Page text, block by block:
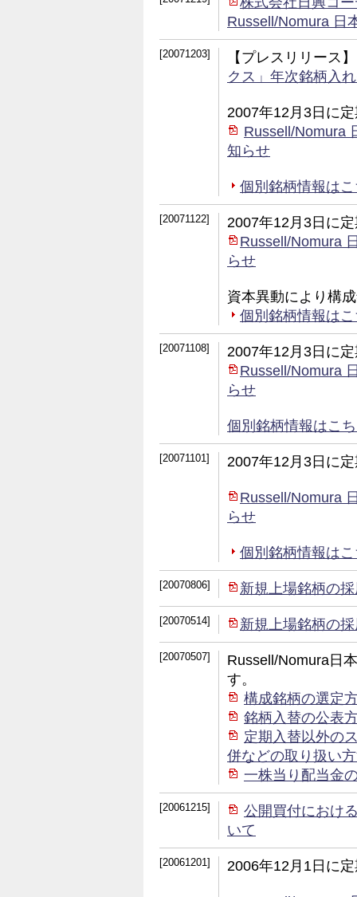
Russell/Nomura 日
[20071203]
【プレスリリース】
クス」年次銘柄入
2007年12月3日に
Russell/Nomura
知らせ
個別銘柄情報は
[20071122]
2007年12月3日に
Russell/Nomura
らせ
資本異動により構
個別銘柄情報は
[20071108]
2007年12月3日に
Russell/Nomura
らせ
個別銘柄情報はこ
[20071101] 2007年12月3日に
Russell/Nomura
らせ
個別銘柄情報は
[20070806] 新規上場銘柄の
[20070514] 新規上場銘柄の
[20070507]
Russell/Nomura日
す。
構成銘柄の選定
銘柄入替の公表
定期入替以外の
併などの取り扱い
一株当り配当金
[20061215]
公開買付におけ
いて
[20061201] 2006年12月1日に